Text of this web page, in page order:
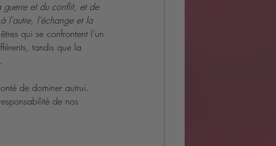
guerre et du conflit, et de
l'autre, l'échange et la
qui se confrontent l'un
tandis que la
de dominer autrui.
de nos